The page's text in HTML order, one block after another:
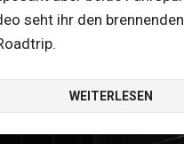
seht ihr den
WEITERLESEN